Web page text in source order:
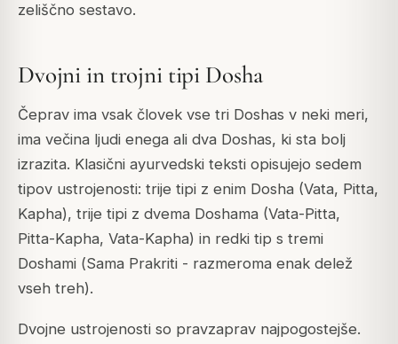
zeliščno sestavo.
Dvojni in trojni tipi Dosha
Čeprav ima vsak človek vse tri Doshas v neki meri,
ima večina ljudi enega ali dva Doshas, ki sta bolj
izrazita. Klasični ayurvedski teksti opisujejo sedem
tipov ustrojenosti: trije tipi z enim Dosha (Vata, Pitta,
Kapha), trije tipi z dvema Doshama (Vata-Pitta,
Pitta-Kapha, Vata-Kapha) in redki tip s tremi
Doshami (Sama Prakriti - razmeroma enak delež
vseh treh).
Dvojne ustrojenosti so pravzaprav najpogostejše.